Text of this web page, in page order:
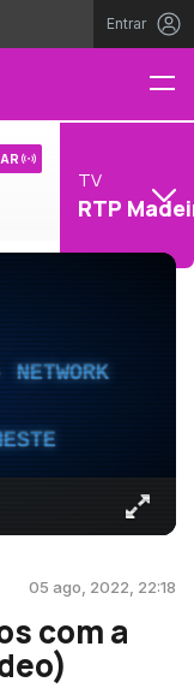
Entrar
TV
RTP
05 ago, 2022, 22:18
com a